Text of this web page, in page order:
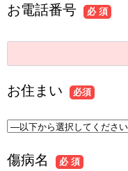
お電話番号 必 須
お住まい 必須
傷病名 必 須